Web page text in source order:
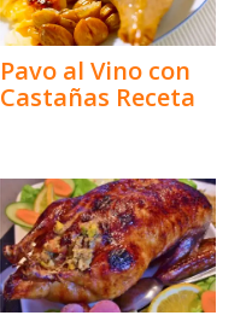
Pavo al Vino con
Castañas Receta